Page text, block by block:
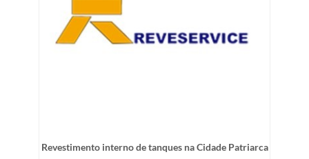
Revestimento interno de tanques na Cidade Patriarca